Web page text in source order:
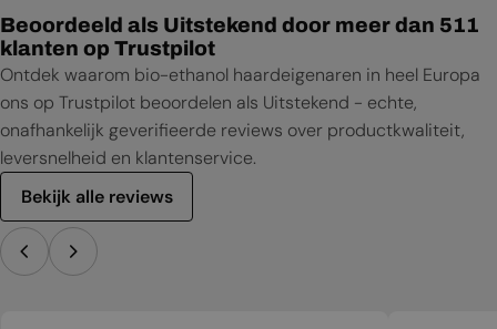
Beoordeeld als Uitstekend door meer dan 511
klanten op Trustpilot
Ontdek waarom bio-ethanol haardeigenaren in heel Europa
ons op Trustpilot beoordelen als Uitstekend - echte,
onafhankelijk geverifieerde reviews over productkwaliteit,
leversnelheid en klantenservice.
Bekijk alle reviews